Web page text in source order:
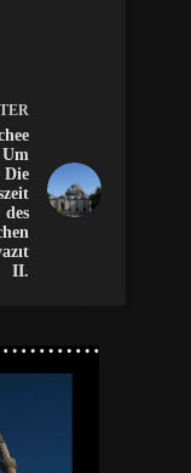
Die
des
II.